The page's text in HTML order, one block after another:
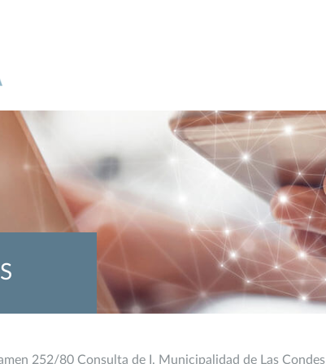
252/80 Consulta de I. Municipalidad de Las Condes